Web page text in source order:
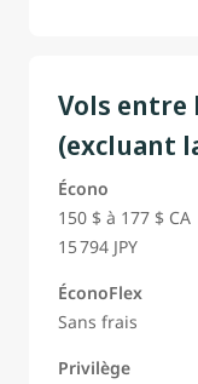
Vols entre
(excluant
Écono
150 $ à 177 $ CA
15 794 JPY
ÉconoFlex
Sans frais
Privilège